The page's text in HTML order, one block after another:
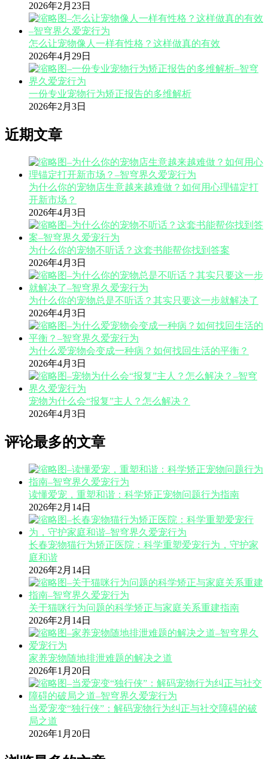
2026年2月23日
怎么让宠物像人一样有性格？这样做真的有效
2026年4月29日
一份专业宠物行为矫正报告的多维解析
2026年2月3日
近期文章
为什么你的宠物店生意越来越难做？如何用心理锚定打
开新市场？
2026年4月3日
为什么你的宠物不听话？这套书能帮你找到答案
2026年4月3日
为什么你的宠物总是不听话？其实只要这一步就解决了
2026年4月3日
为什么爱宠物会变成一种病？如何找回生活的平衡？
2026年4月3日
宠物为什么会“报复”主人？怎么解决？
2026年4月3日
评论最多的文章
读懂爱宠，重塑和谐：科学矫正宠物问题行为指南
2026年2月14日
长春宠物猫行为矫正医院：科学重塑爱宠行为，守护家
庭和谐
2026年2月14日
关于猫咪行为问题的科学矫正与家庭关系重建指南
2026年2月14日
家养宠物随地排泄难题的解决之道
2026年1月20日
当爱宠变“独行侠”：解码宠物行为纠正与社交障碍的破
局之道
2026年1月20日